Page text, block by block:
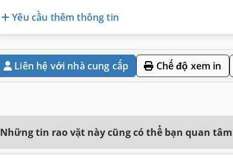
Yêu cầu thêm thông tin
Liên hệ với nhà cung cấp Chế độ xem in
Những tin rao vặt này cũng có thể bạn quan